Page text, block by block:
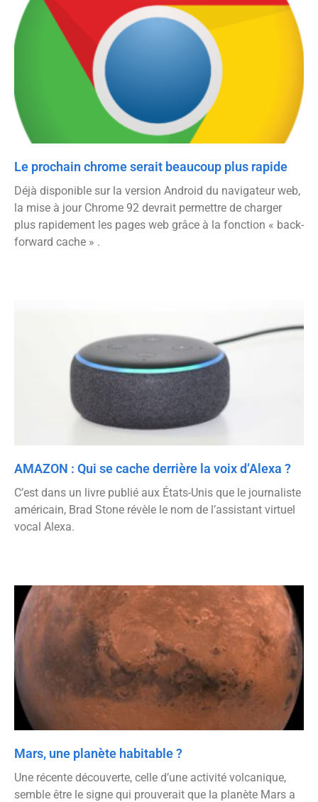
Le prochain chrome serait beaucoup plus rapide
Déjà disponible sur la version Android du navigateur web,
la mise à jour Chrome 92 devrait permettre de charger
plus rapidement les pages web grâce à la fonction « back-
forward cache » .
AMAZON : Qui se cache derrière la voix d’Alexa ?
C’est dans un livre publié aux États-Unis que le journaliste
américain, Brad Stone révèle le nom de l’assistant virtuel
vocal Alexa.
Mars, une planète habitable ?
Une récente découverte, celle d’une activité volcanique,
semble être le signe qui prouverait que la planète Mars a